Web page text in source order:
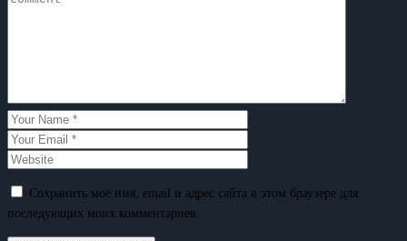
Сохранить моё имя, email и адрес сайта в этом браузере для
последующих моих комментариев.